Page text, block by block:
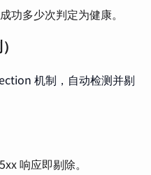
功多少次判定为健康。
机制，自动检测并剔
响应即剔除。